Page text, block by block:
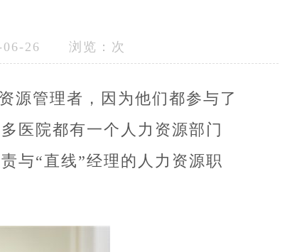
26 浏览： 次
源管理者，因为他们都参与了
医院都有一个人力资源部门
与“直线”经理的人力资源职